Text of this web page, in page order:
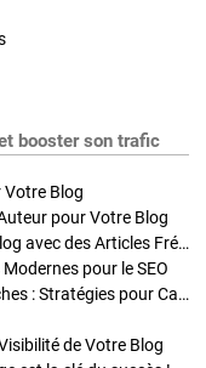
booster son trafic
Votre Blog
pour Votre Blog
Stratégies de Publication : Boostez Votre Blog avec des Articles Fréquents et Exclusifs
pour le SEO
Enrichir Vos Articles avec des Contenus Riches : Stratégies pour Captiver et Optimiser
de Votre Blog